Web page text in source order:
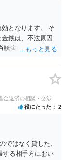
かけるならその
てみましょう。
となります。 そ
銭は、不法原因
該金銭の返還請求
金返済の相談・交渉
役にたった 2
ではなく貸した、
する相手方におい